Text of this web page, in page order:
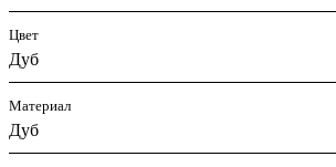
Цвет
Дуб
Материал
Дуб